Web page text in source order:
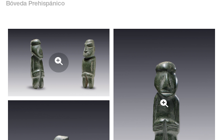
Bóveda Prehispánico